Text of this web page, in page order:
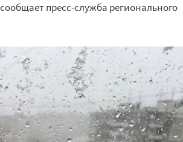
пресс-служба регионального